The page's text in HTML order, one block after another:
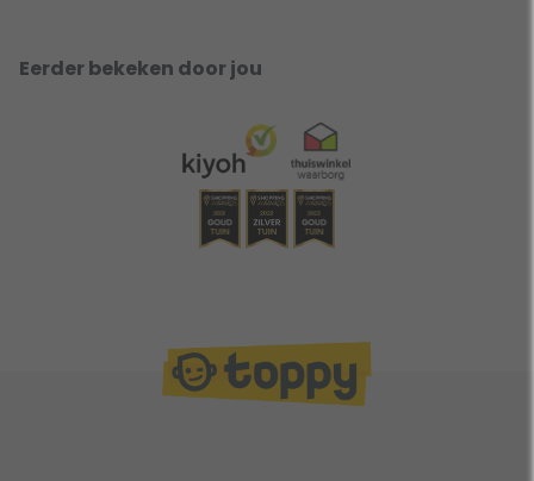
Eerder bekeken door jou